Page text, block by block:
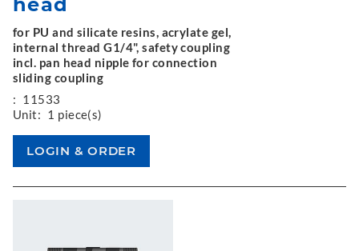
for PU and silicate resins, acrylate gel,
internal thread G1/4", safety coupling
incl. pan head nipple for connection
sliding coupling
: 11533
Unit: 1 piece(s)